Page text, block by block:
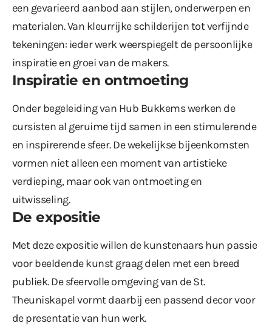
een gevarieerd aanbod aan stijlen, onderwerpen en
materialen. Van kleurrijke schilderijen tot verfijnde
tekeningen: ieder werk weerspiegelt de persoonlijke
inspiratie en groei van de makers.
Inspiratie en ontmoeting
Onder begeleiding van Hub Bukkems werken de
cursisten al geruime tijd samen in een stimulerende
en inspirerende sfeer. De wekelijkse bijeenkomsten
vormen niet alleen een moment van artistieke
verdieping, maar ook van ontmoeting en
uitwisseling.
De expositie
Met deze expositie willen de kunstenaars hun passie
voor beeldende kunst graag delen met een breed
publiek. De sfeervolle omgeving van de St.
Theuniskapel vormt daarbij een passend decor voor
de presentatie van hun werk.